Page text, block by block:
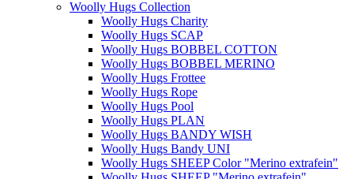
Woolly Hugs Collection
Woolly Hugs Charity
Woolly Hugs SCAP
Woolly Hugs BOBBEL COTTON
Woolly Hugs BOBBEL MERINO
Woolly Hugs Frottee
Woolly Hugs Rope
Woolly Hugs Pool
Woolly Hugs PLAN
Woolly Hugs BANDY WISH
Woolly Hugs Bandy UNI
Woolly Hugs SHEEP Color "Merino extrafein"